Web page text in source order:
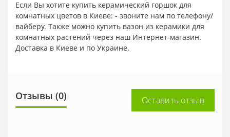
Если Вы хотите купить керамический горшок для
комнатных цветов в Киеве: - звоните нам по телефону/
вайберу. Также можно купить вазон из керамики для
комнатных растений через наш Интернет-магазин.
Доставка в Киеве и по Украине.
Отзывы (0) Оставить отзыв